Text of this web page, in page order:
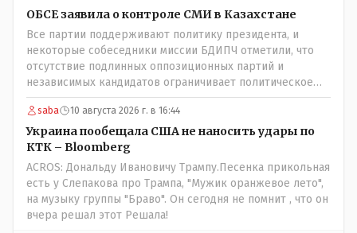
ОБСЕ заявила о контроле СМИ в Казахстане
Все партии поддерживают политику президента, и
некоторые собеседники миссии БДИПЧ отметили, что
отсутствие подлинных оппозиционных партий и
независимых кандидатов ограничивает политическое
участие и плюрализма у них в европе както по другому?
выстраивал орбан свою политку независимости венгрии
от мнения брюсселя, скинули, ошельмовали и еще в сми
сейчас поносят что те якобы врали все венграм хотя он
как раз из оппозиционной партии пришел во власть.
Заикнулся премьер испании что не даст базы под
американские самолеты для ударов по ирану, тут же
какието наплывы мигрантов в испанию поперли а
европейские "друзья и братья" тут же решили на
saba 10 августа 2026 г. в 16:44
Украина пообещала США не наносить удары по
КТК – Bloomberg
ACROS: Дональду Ивановичу Трампу.Песенка прикольная
есть у Слепакова про Трампа, "Мужик оранжевое лето",
на музыку группы "Браво". Он сегодня не помнит , что он
вчера решал этот Решала!